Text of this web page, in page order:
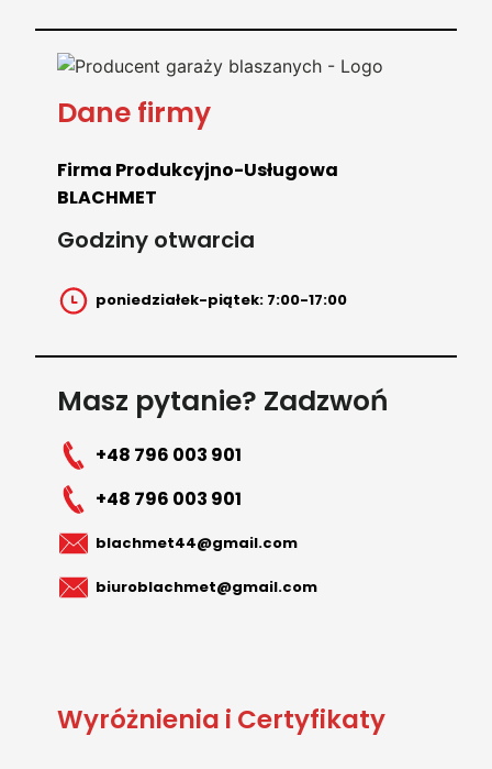
Dane firmy
Firma Produkcyjno-Usługowa
BLACHMET
Godziny otwarcia
poniedziałek-piątek: 7:00-17:00
Masz pytanie? Zadzwoń
+48 796 003 901
+48 796 003 901
blachmet44@gmail.com
biuroblachmet@gmail.com
Wyróżnienia i Certyfikaty